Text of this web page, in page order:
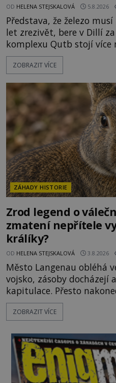
OD HELENA STEJSKALOVÁ 5.8.2026
Představa, že železo
let zrezivět, bere v Dillí
komplexu Qutb stojí více
železný sloup, který už
počasí s jen nepatrnými
ztracených technologiích
materiálech. Moderní
skutečné vysvětlení je ješt
ZOBRAZIT VÍCE
ZÁHADY HISTORIE
Zrod legend o
zmatení nepřítele
králíky?
OD HELENA STEJSKALOVÁ 3.8.2026
Město Langenau obléhá
vojsko, zásoby docházejí
kapitulace. Přesto
hrubou silou. Podle staré
obyvatelé za hradby
dost. Čas pracuje pro obléhatele. Ve městě ubývají
zásoby a každý den
ZOBRAZIT VÍCE